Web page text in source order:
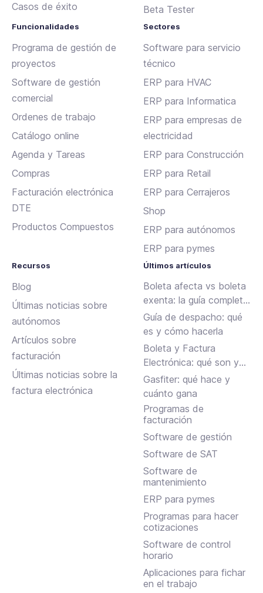
Casos de éxito
Beta Tester
Funcionalidades
Programa de gestión de
proyectos
Software de gestión
comercial
Ordenes de trabajo
Catálogo online
Agenda y Tareas
Compras
Facturación electrónica
DTE
Productos Compuestos
Sectores
Software para servicio
técnico
ERP para HVAC
ERP para Informatica
ERP para empresas de
electricidad
ERP para Construcción
ERP para Retail
ERP para Cerrajeros
Shop
ERP para autónomos
ERP para pymes
Recursos
Blog
Últimas noticias sobre
autónomos
Artículos sobre
facturación
Últimas noticias sobre la
factura electrónica
Últimos artículos
Boleta afecta vs boleta
exenta: la guía completa
para emitir sin errores en
Chile
Guía de despacho: qué
es y cómo hacerla
Boleta y Factura
Electrónica: qué son y
en qué se diferencian
Gasfiter: qué hace y
cuánto gana
Programas de
facturación
Software de gestión
Software de SAT
Software de
mantenimiento
ERP para pymes
Programas para hacer
cotizaciones
Software de control
horario
Aplicaciones para fichar
en el trabajo